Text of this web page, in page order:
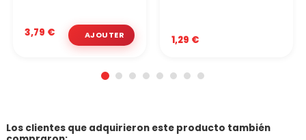
3,79 €
1,29 €
Los clientes que adquirieron este producto también